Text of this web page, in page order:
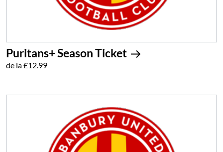
Puritans+ Season Ticket
de la £12.99